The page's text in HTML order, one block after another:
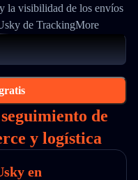
la visibilidad de los envíos
de TrackingMore
de
y logística
en